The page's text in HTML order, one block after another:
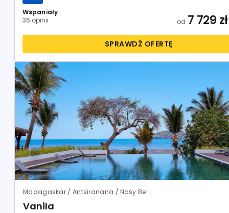
Wspaniały
36 opinii
od 7 729 zł
SPRAWDŹ OFERTĘ
Madagaskar / Antsiranana / Nosy Be
Vanila